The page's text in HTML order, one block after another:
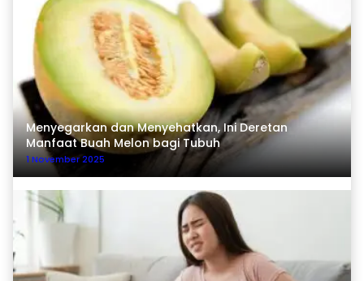
Menyegarkan dan Menyehatkan, Ini Deretan
Manfaat Buah Melon bagi Tubuh
1 November 2025